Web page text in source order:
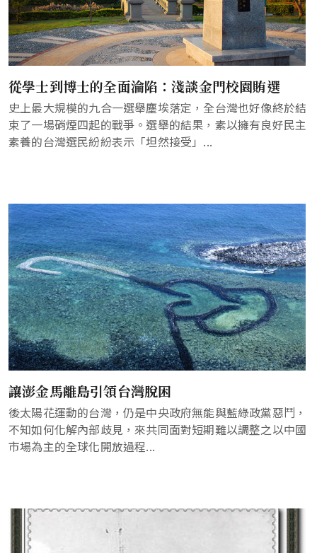
從學士到博士的全面淪陷：淺談金門校園賄選
史上最大規模的九合一選舉塵埃落定，全台灣也好像終於結
束了一場硝煙四起的戰爭。選舉的結果，素以擁有良好民主
素養的台灣選民紛紛表示「坦然接受」...
讓澎金馬離島引領台灣脫困
後太陽花運動的台灣，仍是中央政府無能與藍綠政黨惡鬥，
不知如何化解內部歧見，來共同面對短期難以調整之以中國
市場為主的全球化開放過程...